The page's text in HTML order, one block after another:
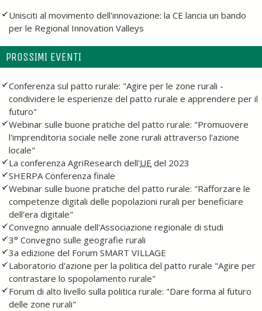
Unisciti al movimento dell'innovazione: la CE lancia un bando
per le Regional Innovation Valleys
PROSSIMI EVENTI
Conferenza sul patto rurale: "Agire per le zone rurali -
condividere le esperienze del patto rurale e apprendere per il
futuro"
Webinar sulle buone pratiche del patto rurale: "Promuovere
l'imprenditoria sociale nelle zone rurali attraverso l'azione
locale"
La conferenza AgriResearch dell'UE del 2023
SHERPA Conferenza finale
Webinar sulle buone pratiche del patto rurale: "Rafforzare le
competenze digitali delle popolazioni rurali per beneficiare
dell'era digitale"
Convegno annuale dell'Associazione regionale di studi
3° Convegno sulle geografie rurali
3a edizione del Forum SMART VILLAGE
Laboratorio d'azione per la politica del patto rurale "Agire per
contrastare lo spopolamento rurale"
Forum di alto livello sulla politica rurale: "Dare forma al futuro
delle zone rurali"